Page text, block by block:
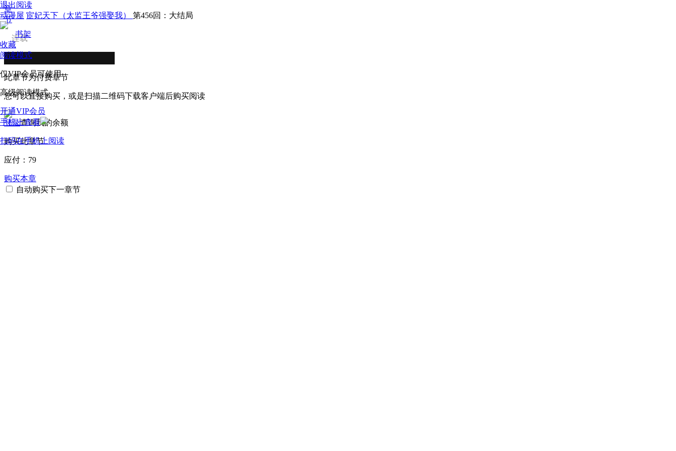
章
节
连载
退出阅读
动漫屋 宦妃天下（太监王爷强娶我） 第456回：大结局
书架
收藏
阅读模式
仅VIP会员可使用
高级阅读模式
开通VIP会员
手机上查看
扫码在手机上阅读
此章节为付费章节
您可以直接购买，或是扫描二维码下载客户端后购买阅读
登录查询我的余额
购买此章节
应付： 79
购买本章
自动购买下一章节